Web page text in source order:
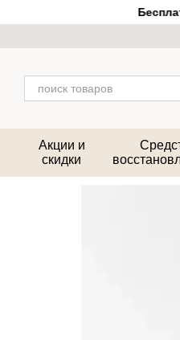
Перейти к основному контенту
Акции и
скидки